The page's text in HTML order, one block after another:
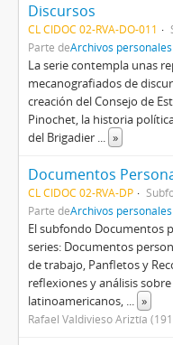
Discursos
CL CIDOC 02-RVA-DO-011
Parte deArchivos personales
La serie contempla unas
mecanografiados de
creación del Consejo de
Pinochet, la historia
del Brigadier ... »
Documentos
CL CIDOC 02-RVA-DP
Parte deArchivos personales
El subfondo Documentos
series: Documentos
de trabajo, Panfletos y
reflexiones y análisis
latinoamericanos, ... »
Rafael Valdivieso Ariztía